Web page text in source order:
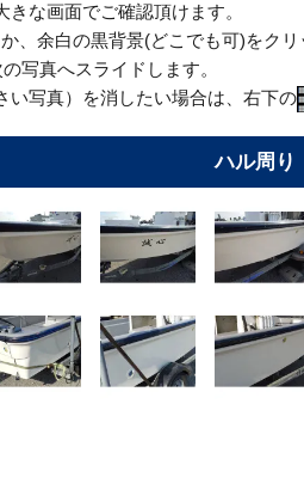
な画面でご確認頂けます。
、余白の黒背景(どこでも可)をク
写真へスライドします。
い写真）を消したい場合は、右下の
ハル周り